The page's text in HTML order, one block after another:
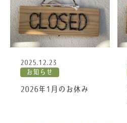
2025.12.23
お知らせ
2026年1月のお休み